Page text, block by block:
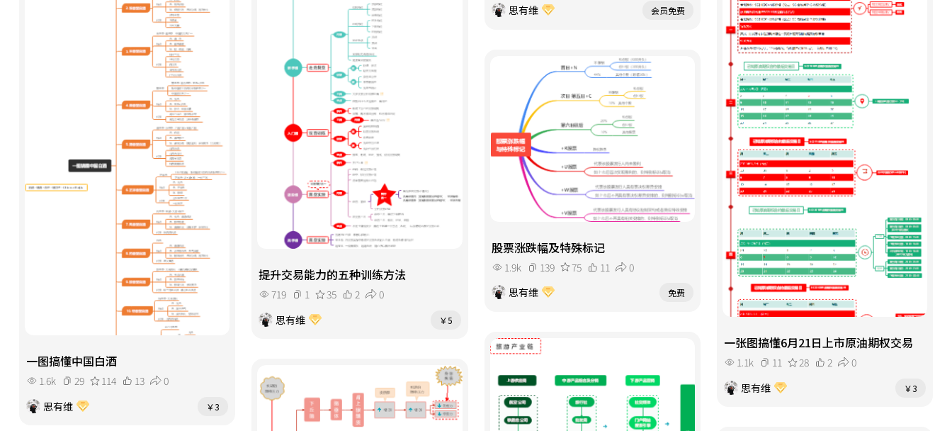
思有维
会员免费
提升交易能力的五种训练方法
719 1 35 2
0
思有维
￥5
一张图搞懂6月21日上市原油期权交易
1.1k 11 28 2
0
思有维
￥3
一图搞懂中国白酒
1.6k 29 114 13
0
思有维
￥3
股票涨跌幅及特殊标记
1.9k 139 75 11
0
思有维
免费